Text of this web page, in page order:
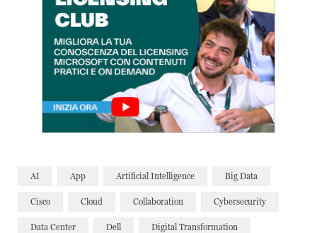
AI App Artificial Intelligence Big Data
Cisco Cloud Collaboration Cybersecurity
Data Center Dell Digital Transformation